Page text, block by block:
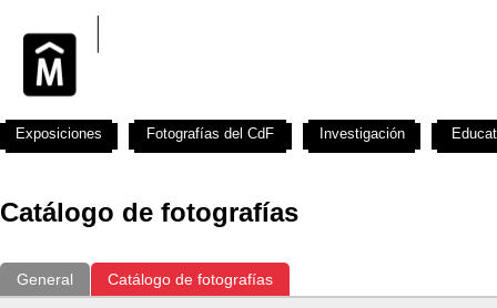
Catálogo de fotografías
General Catálogo de fotografías
Exposiciones Fotografías del CdF Investigación